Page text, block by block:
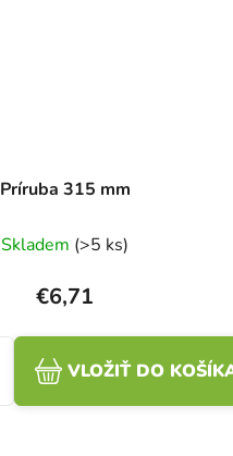
Príruba 315 mm
Skladem (>5 ks)
€6,71
VLOŽIŤ DO